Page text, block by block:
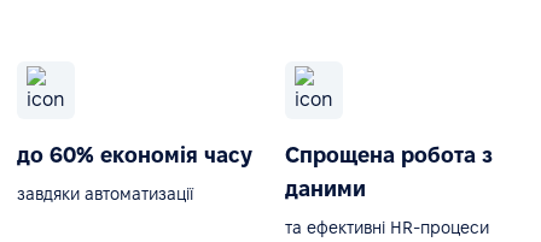
до 60% економія часу
завдяки автоматизації
Спрощена робота з
даними
та ефективні HR-процеси